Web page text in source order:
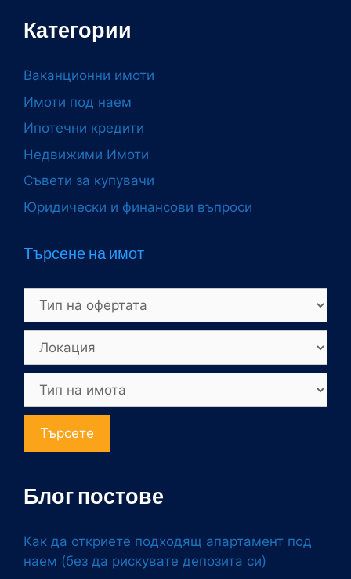
Категории
Ваканционни имоти
Имоти под наем
Ипотечни кредити
Недвижими Имоти
Съвети за купувачи
Юридически и финансови въпроси
Търсене на имот
Търсете
Блог постове
Как да откриете подходящ апартамент под
наем (без да рискувате депозита си)